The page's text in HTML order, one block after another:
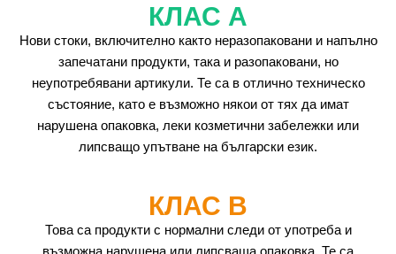
КЛАС А
Нови стоки, включително както неразопаковани и напълно
запечатани продукти, така и разопаковани, но
неупотребявани артикули. Те са в отлично техническо
състояние, като е възможно някои от тях да имат
нарушена опаковка, леки козметични забележки или
липсващо упътване на български език.
КЛАС B
Това са продукти с нормални следи от употреба и
възможна нарушена или липсваща опаковка. Те са